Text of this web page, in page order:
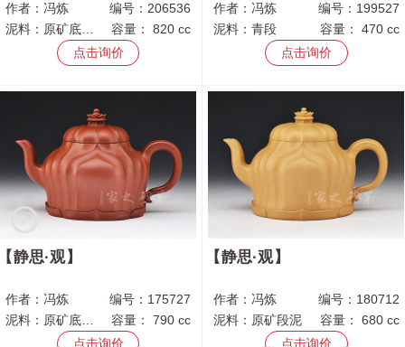
作者： 冯炼 编号：206536
泥料： 原矿底槽青 容量：820 cc
点击询价
作者： 冯炼 编号： 199527
泥料：青段 容量：470 cc
点击询价
静思·观
作者： 冯炼 编号： 175727
泥料： 原矿底槽青 容量：790 cc
点击询价
静思·观
作者： 冯炼 编号： 180712
泥料： 原矿段泥 容量：680 cc
点击询价